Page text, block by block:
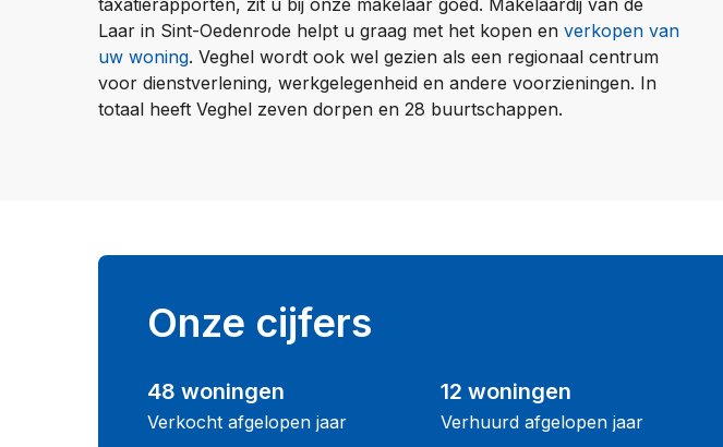
Laar in Sint-Oedenrode helpt u graag met het kopen enverkopen van
uw woning. Veghel wordt ook wel gezien als een regionaal centrum
voor dienstverlening, werkgelegenheid en andere voorzieningen. In
totaal heeft Veghel zeven dorpen en 28 buurtschappen.
Onze cijfers
48 woningen
Verkocht afgelopen jaar
12 woningen
Verhuurd afgelopen jaar